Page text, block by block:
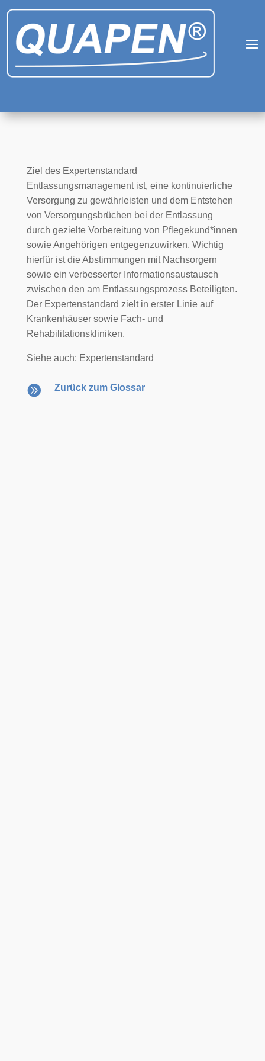
Ziel des Expertenstandard
Entlassungsmanagement ist, eine kontinuierliche
Versorgung zu gewährleisten und dem Entstehen
von Versorgungsbrüchen bei der Entlassung
durch gezielte Vorbereitung von Pflegekund*innen
sowie Angehörigen entgegenzuwirken. Wichtig
hierfür ist die Abstimmungen mit Nachsorgern
sowie ein verbesserter Informationsaustausch
zwischen den am Entlassungsprozess Beteiligten.
Der Expertenstandard zielt in erster Linie auf
Krankenhäuser sowie Fach- und
Rehabilitationskliniken.
Siehe auch: Expertenstandard
 Zurück zum Glossar